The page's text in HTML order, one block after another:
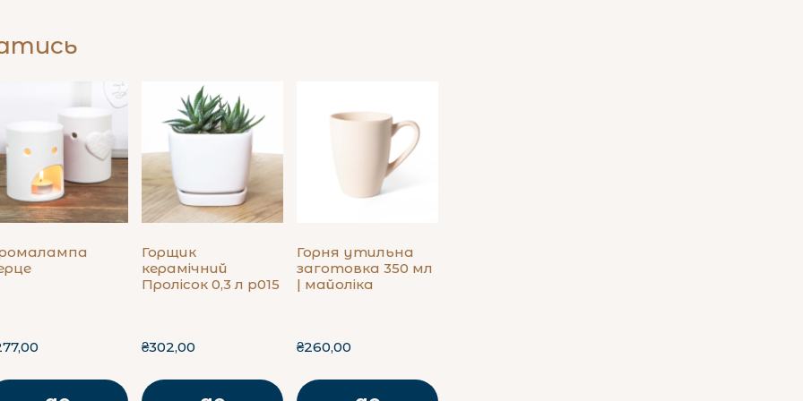
Горщик
керамічний
Пролісок 0,3 л p015
₴302,00
Горня утильна
заготовка 350 мл
| майоліка
₴260,00